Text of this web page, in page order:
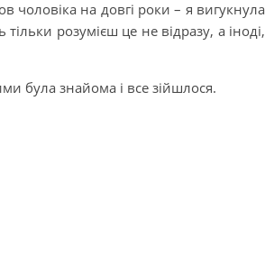
чоловіка на довгі роки – я вигукнула
розумієш це не відразу, а іноді,
була знайома і все зійшлося.